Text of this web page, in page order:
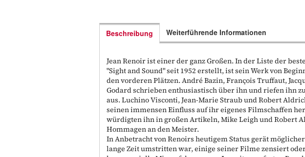
Beschreibung
Jean Renoir ist einer der ganz Großen. In der Liste der
"Sight and Sound" seit 1952 erstellt, ist sein Werk von
den vorderen Plätzen. André Bazin, François Truffaut,
Godard schrieben enthusiastisch über ihn und riefen ihn
aus. Luchino Visconti, Jean-Marie Straub und Robert
seinen immensen Einfluss auf ihr eigenes Filmschaffen
würdigten ihn in großen Artikeln, Mike Leigh und Robert
Hommagen an den Meister.
In Anbetracht von Renoirs heutigem Status gerät
lange Zeit umstritten war, einige seiner Filme zensiert
Weiterführende Informationen